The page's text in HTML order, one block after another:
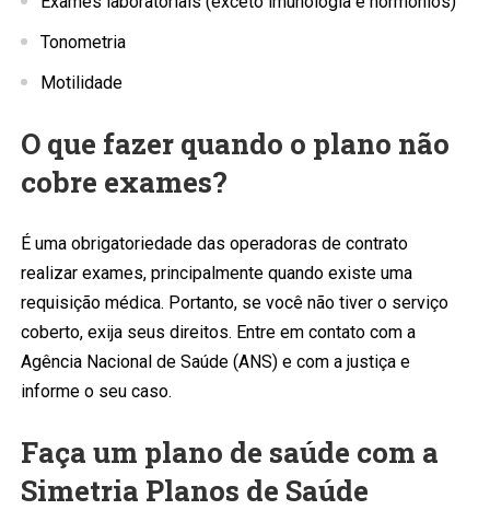
Tonometria
Motilidade
O que fazer quando o plano não
cobre exames?
É uma obrigatoriedade das operadoras de contrato
realizar exames, principalmente quando existe uma
requisição médica. Portanto, se você não tiver o serviço
coberto, exija seus direitos. Entre em contato com a
Agência Nacional de Saúde (ANS) e com a justiça e
informe o seu caso.
Faça um plano de saúde com a
Simetria Planos de Saúde